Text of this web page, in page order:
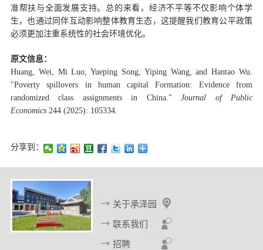
准帮扶与全面发展支持。总的来看， 经济不平等不仅影响个体学
生，也通过同伴互动影响整体教育生态，这提醒我们教育公平政策
必须更加注重系统性的社会环境优化。
原文信息：
Huang, Wei, Mi Luo,Yueping Song, YipingWang, andHantao Wu.
"Poverty spillovers in human capital Formation: Evidence from
randomized class assignments in China."
Journal of Public
Economics 244 (2025): 105334.
分享到：
关于承泽园
联系我们
招聘